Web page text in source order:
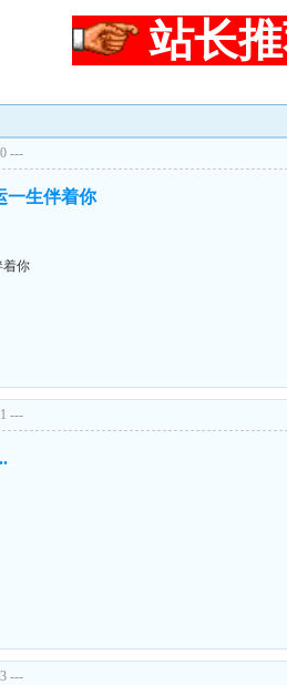
站长
---
一生伴着你
着你
---
---